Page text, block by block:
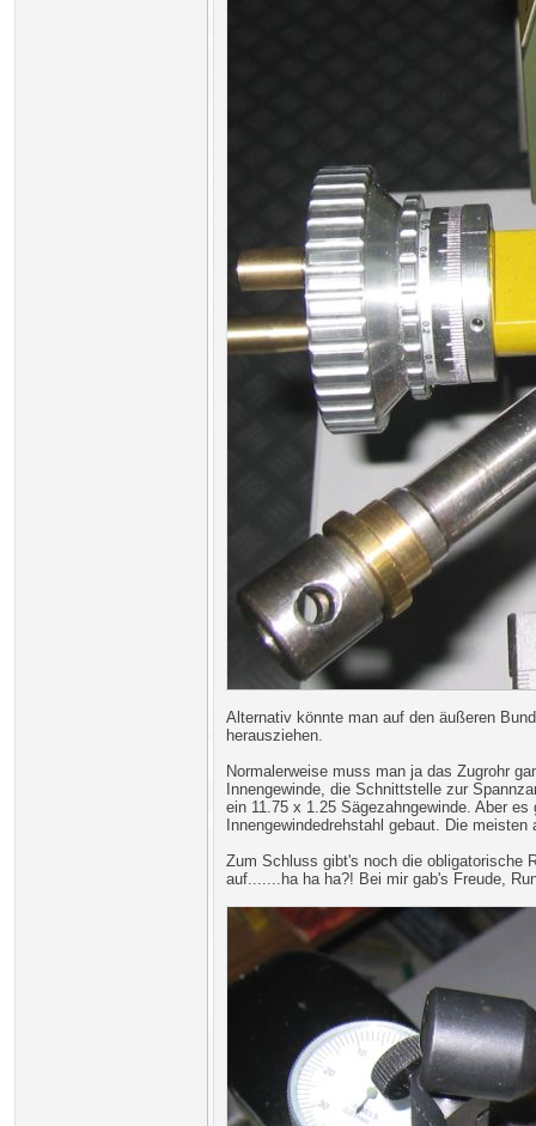
Alternativ könnte man auf den äußeren
herausziehen.
Normalerweise muss man ja das Zugrohr
Innengewinde, die Schnittstelle zur
ein 11.75 x 1.25 Sägezahngewinde. Aber
Innengewindedrehstahl gebaut. Die
Zum Schluss gibt's noch die obligatorische
auf.......ha ha ha?! Bei mir gab's Freude,